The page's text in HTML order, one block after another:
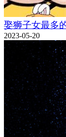
娶狮子女最多
2023-05-20